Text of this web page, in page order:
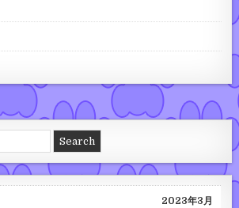
2023年3月